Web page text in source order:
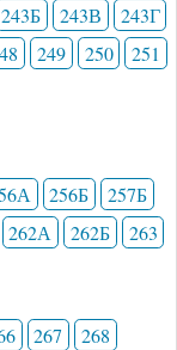
243Б 243В
243Г
249 250
251
256Б
257Б
262А 262Б 263
267
268